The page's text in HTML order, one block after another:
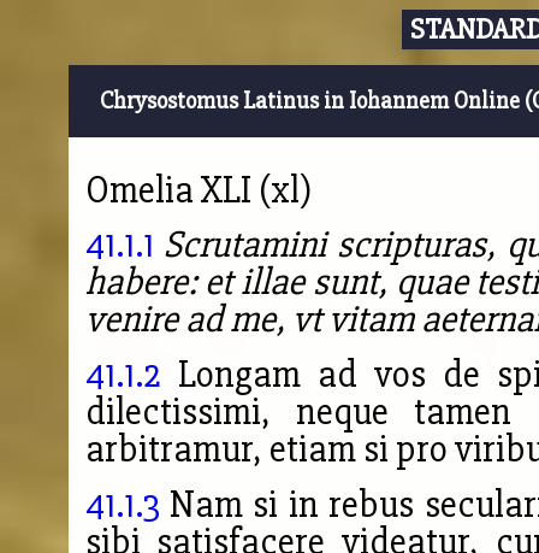
Chrysostomus Latinus in Iohannem Online
Omelia XLI (xl)
41.1.1 Scrutamini scripturas,
habere: et illae sunt, quae
venire ad me, vt vitam
41.1.2 Longam ad vos de
dilectissimi, neque
arbitramur, etiam si pro
41.1.3 Nam si in rebus
sibi satisfacere videatur,